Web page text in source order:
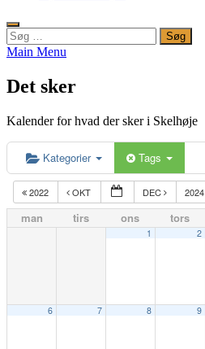
Søg
efter:
Main Menu
Det sker
Kalender for hvad der sker i Skelhøje
Kategorier Tags
2022 OKT DEC 2024
man tirs ons tors
1 2
6 7 8 9